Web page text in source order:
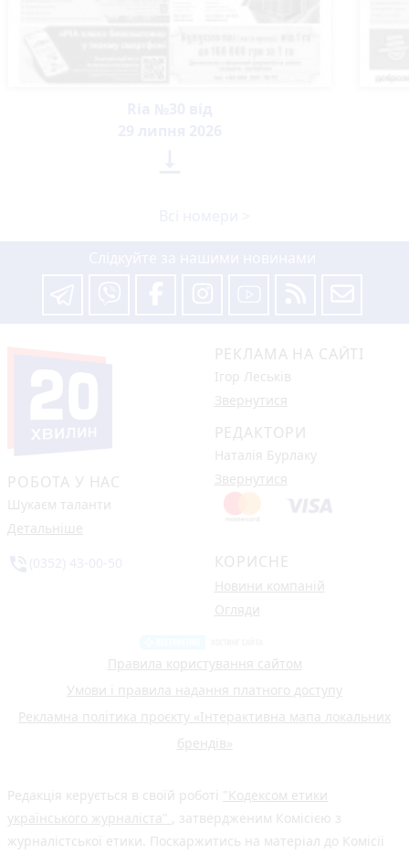
РОБОТА У НАС
Шукаєм таланти
Детальніше
РЕКЛАМА НА САЙТІ
Ігор Леськів
Звернутися
РЕДАКТОРИ
Наталія Бурлаку
Звернутися
КОРИСНЕ
Новини компаній
Огляди
Правила користування сайтом
Умови і правила надання платного доступу
Рекламна політика проєкту «Інтерактивна мапа локальних
брендів»
Редакція керується в своїй роботі "Кодексом етики
українського журналіста" , затвердженим Комісією з
журналістської етики. Поскаржитись на матеріал до Комісії